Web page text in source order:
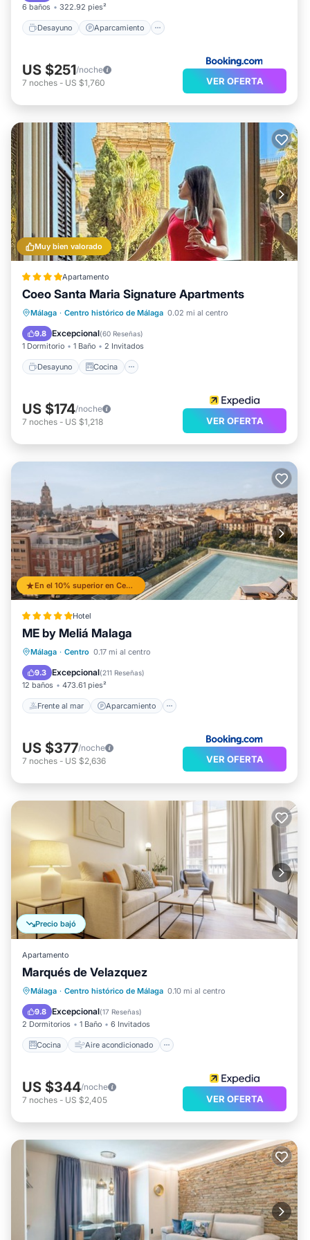
6 baños 322.92 pies²
Desayuno Aparcamiento
US $251/noche
7 noches - US $1,760 VER OFERTA
Muy bien valorado
Apartamento
Coeo Santa Maria Signature Apartments
Málaga · Centro histórico de Málaga 0.02 mi al centro
9.8 Excepcional(60 Reseñas)
1 Dormitorio 1 Baño 2 Invitados
Desayuno Cocina
Desayuno
Cocina
Aire acondicionado
US $174/noche
7 noches - US $1,218 VER OFERTA
En el 10% superior en Centro
Hotel
ME by Meliá Malaga
Málaga · Centro 0.17 mi al centro
9.3 Excepcional(211 Reseñas)
12 baños 473.61 pies²
Frente al mar Aparcamiento
Frente al mar Aparcamiento
Vista al mar
US $377/noche
7 noches - US $2,636 VER OFERTA
Precio bajó
Apartamento
Marqués de Velazquez
Málaga · Centro histórico de Málaga 0.10 mi al centro
9.8 Excepcional(17 Reseñas)
2 Dormitorios 1 Baño 6 Invitados
Cocina Aire acondicionado
Cocina Aire acondicionado
Internet
Se admiten mascotas
US $344/noche
7 noches - US $2,405 VER OFERTA